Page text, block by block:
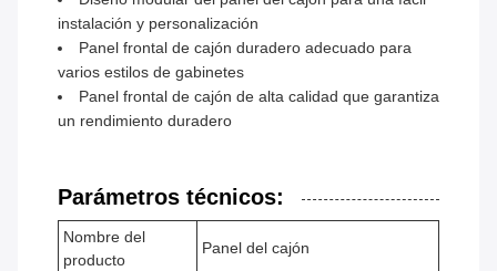
instalación y personalización
Panel frontal de cajón duradero adecuado para
varios estilos de gabinetes
Panel frontal de cajón de alta calidad que garantiza
un rendimiento duradero
Parámetros técnicos:
Nombre del
producto
Panel del cajón